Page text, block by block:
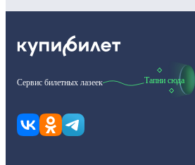
Сервис билетных лазеек Тапни сюда